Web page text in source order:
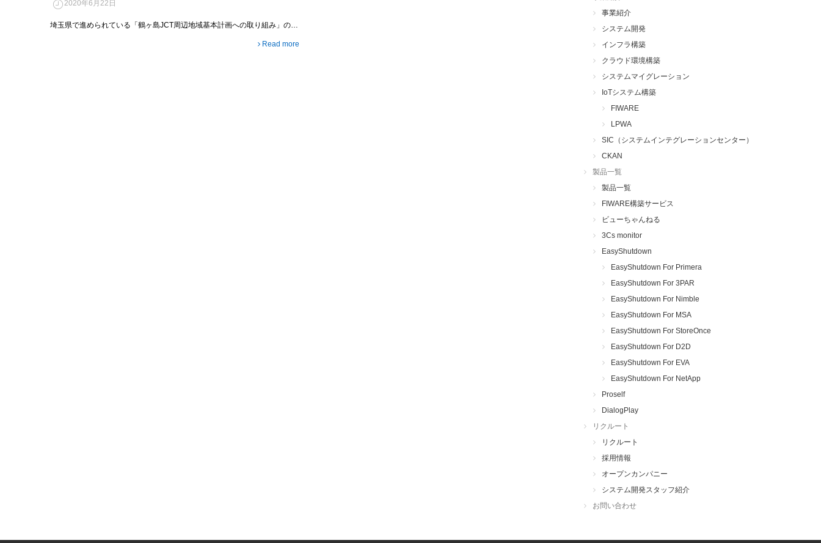
2020年6月22日
埼玉県で進められている「鶴ヶ島JCT周辺地域基本計画への取り組み」の…
Read more
事業紹介
システム開発
インフラ構築
クラウド環境構築
システムマイグレーション
IoTシステム構築
FIWARE
LPWA
SIC（システムインテグレーションセンター）
CKAN
製品一覧
製品一覧
FIWARE構築サービス
ビューちゃんねる
3Cs monitor
EasyShutdown
EasyShutdown For Primera
EasyShutdown For 3PAR
EasyShutdown For Nimble
EasyShutdown For MSA
EasyShutdown For StoreOnce
EasyShutdown For D2D
EasyShutdown For EVA
EasyShutdown For NetApp
Proself
DialogPlay
リクルート
リクルート
採用情報
オープンカンパニー
システム開発スタッフ紹介
お問い合わせ